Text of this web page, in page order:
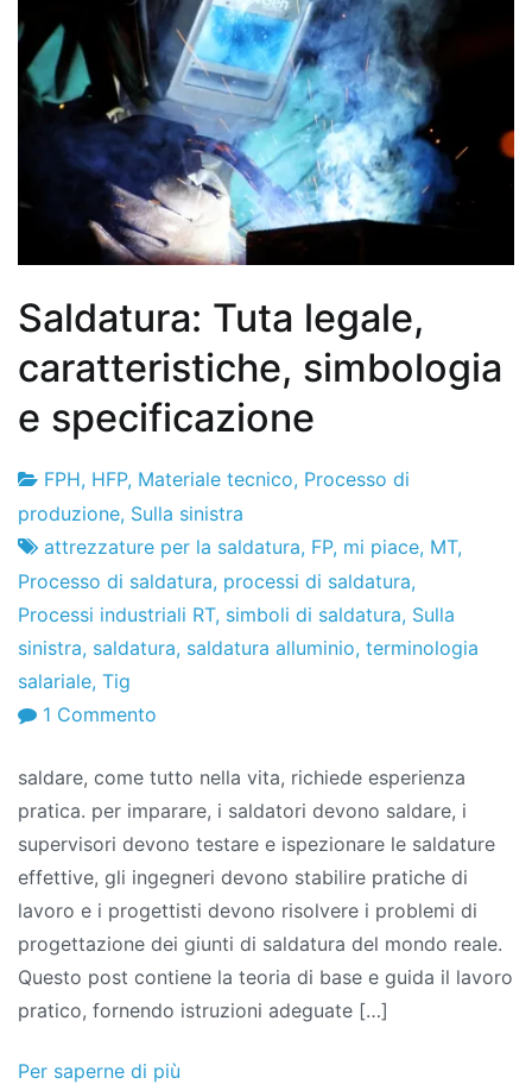
Saldatura: Tuta legale,
caratteristiche, simbologia
e specificazione
Fabbrica
di
progetti
6
il
luglio
il
2012
FPH, HFP, Materiale tecnico, Processo di
produzione, Sulla sinistra
attrezzature per la saldatura, FP, mi piace, MT,
Processo di saldatura, processi di saldatura,
Processi industriali RT, simboli di saldatura, Sulla
sinistra, saldatura, saldatura alluminio, terminologia
salariale, Tig
1 Commento
Tuta
legale,
caratteristiche,
simbologia
e
specificazione
saldare, come tutto nella vita, richiede esperienza
pratica. per imparare, i saldatori devono saldare, i
supervisori devono testare e ispezionare le saldature
effettive, gli ingegneri devono stabilire pratiche di
lavoro e i progettisti devono risolvere i problemi di
progettazione dei giunti di saldatura del mondo reale.
Questo post contiene la teoria di base e guida il lavoro
pratico, fornendo istruzioni adeguate […]
Per saperne di più